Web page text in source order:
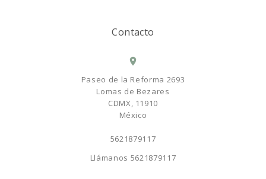
Contacto
Paseo de la Reforma 2693
Lomas de Bezares
CDMX, 11910
México
5621879117
Llámanos 5621879117